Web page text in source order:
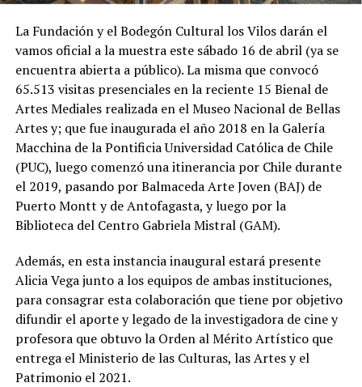
La Fundación y el Bodegón Cultural los Vilos darán el
vamos oficial a la muestra este sábado 16 de abril (ya se
encuentra abierta a público). La misma que convocó
65.513 visitas presenciales en la reciente 15 Bienal de
Artes Mediales realizada en el Museo Nacional de Bellas
Artes y; que fue inaugurada el año 2018 en la Galería
Macchina de la Pontificia Universidad Católica de Chile
(PUC), luego comenzó una itinerancia por Chile durante
el 2019, pasando por Balmaceda Arte Joven (BAJ) de
Puerto Montt y de Antofagasta, y luego por la
Biblioteca del Centro Gabriela Mistral (GAM).
Además, en esta instancia inaugural estará presente
Alicia Vega junto a los equipos de ambas instituciones,
para consagrar esta colaboración que tiene por objetivo
difundir el aporte y legado de la investigadora de cine y
profesora que obtuvo la Orden al Mérito Artístico que
entrega el Ministerio de las Culturas, las Artes y el
Patrimonio el 2021.